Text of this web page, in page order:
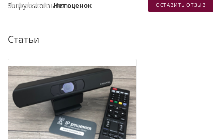
Нет оценок ОСТАВИТЬ ОТЗЫВ
Загрузка отзывов...
Статьи